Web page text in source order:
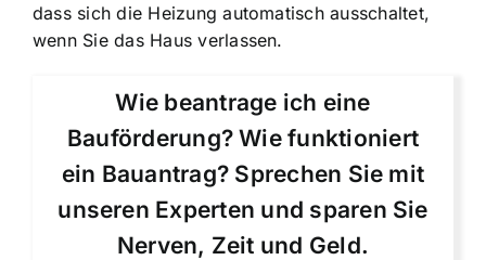
dass sich die Heizung automatisch ausschaltet,
wenn Sie das Haus verlassen.
Wie beantrage ich eine
Bauförderung? Wie funktioniert
ein Bauantrag? Sprechen Sie mit
unseren Experten und sparen Sie
Nerven, Zeit und Geld.